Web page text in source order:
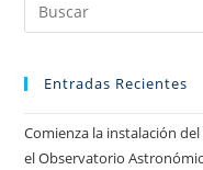
Entradas Recientes
Comienza la instalación
el Observatorio